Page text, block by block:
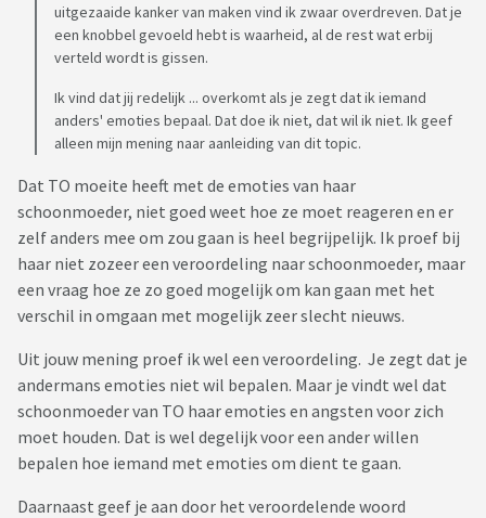
uitgezaaide kanker van maken vind ik zwaar overdreven. Dat je
een knobbel gevoeld hebt is waarheid, al de rest wat erbij
verteld wordt is gissen.
Ik vind dat jij redelijk ... overkomt als je zegt dat ik iemand
anders' emoties bepaal. Dat doe ik niet, dat wil ik niet. Ik geef
alleen mijn mening naar aanleiding van dit topic.
Dat TO moeite heeft met de emoties van haar
schoonmoeder, niet goed weet hoe ze moet reageren en er
zelf anders mee om zou gaan is heel begrijpelijk. Ik proef bij
haar niet zozeer een veroordeling naar schoonmoeder, maar
een vraag hoe ze zo goed mogelijk om kan gaan met het
verschil in omgaan met mogelijk zeer slecht nieuws.
Uit jouw mening proef ik wel een veroordeling. Je zegt dat je
andermans emoties niet wil bepalen. Maar je vindt wel dat
schoonmoeder van TO haar emoties en angsten voor zich
moet houden. Dat is wel degelijk voor een ander willen
bepalen hoe iemand met emoties om dient te gaan.
Daarnaast geef je aan door het veroordelende woord